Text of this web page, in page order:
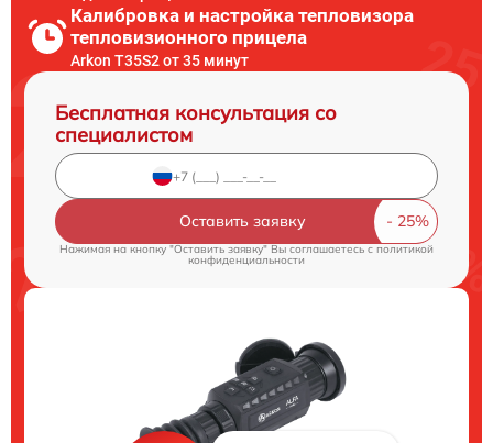
Калибровка и настройка тепловизора
тепловизионного прицела
Arkon T35S2 от 35 минут
Бесплатная консультация со
специалистом
Оставить заявку
Нажимая на кнопку "Оставить заявку" Вы соглашаетесь c политикой
конфиденциальности